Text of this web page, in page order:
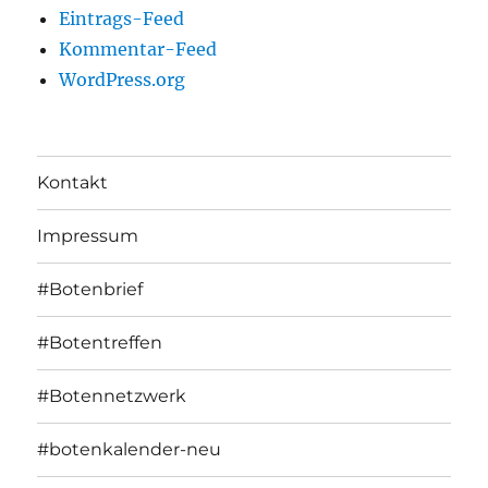
Eintrags-Feed
Kommentar-Feed
WordPress.org
Kontakt
Impressum
#Botenbrief
#Botentreffen
#Botennetzwerk
#botenkalender-neu